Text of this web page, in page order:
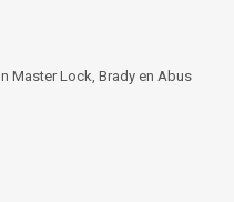
Master Lock, Brady en Abus